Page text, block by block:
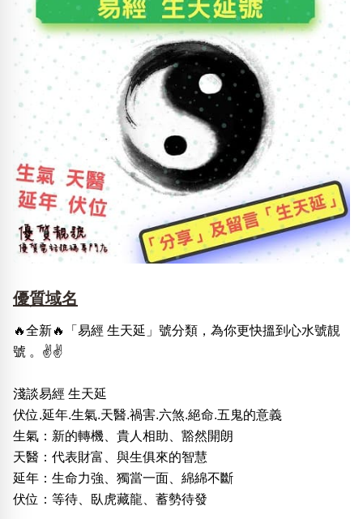
優質域名
🔥全新🔥「易經 生天延」號分類，為你更快搵到心水號靚
號 。✌️✌️
淺談易經 生天延
伏位.延年.生氣.天醫.禍害.六煞.絕命.五鬼的意義
生氣：新的轉機、貴人相助、豁然開朗
天醫：代表財富、與生俱來的智慧
延年：生命力強、獨當一面、綿綿不斷
伏位：等待、臥虎藏龍、蓄勢待發